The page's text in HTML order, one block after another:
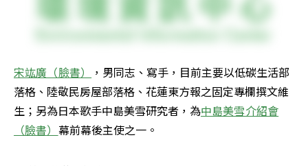
宋竑廣（臉書）
，男同志、寫手，目前主要以低碳生活部
落格、陸敬民房屋部落格、花蓮東方報之固定專欄撰文維
生；另為日本歌手中島美雪研究者，為中島美雪介紹會
（臉書） 幕前幕後主使之一。